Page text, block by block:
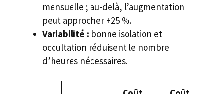
mensuelle ; au-delà, l’augmentation
peut approcher +25 %.
Variabilité : bonne isolation et
occultation réduisent le nombre
d’heures nécessaires.